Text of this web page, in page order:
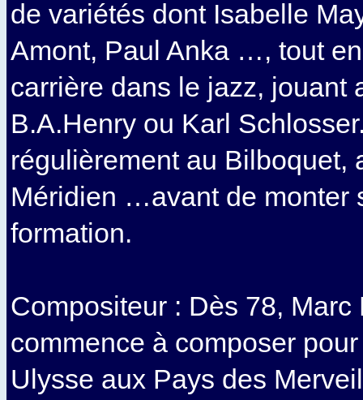
de variétés dont Isabelle
Amont, Paul Anka …, tout
carrière dans le jazz, jouant
B.A.Henry ou Karl
régulièrement au Bilboquet,
Méridien …avant de monter
formation.
Compositeur : Dès 78, Marc
commence à composer
Ulysse aux Pays des